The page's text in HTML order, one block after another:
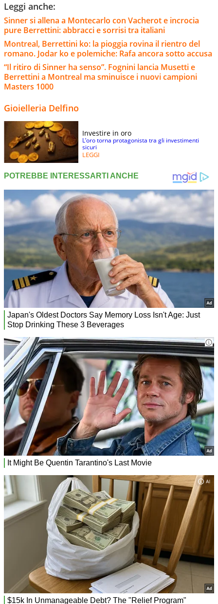
Leggi anche:
Sinner si allena a Montecarlo con Vacherot e incrocia
pure Berrettini: abbracci e sorrisi tra italiani
Montreal, Berrettini ko: la pioggia rovina il rientro del
romano. Jodar ko e polemiche: Rafa ancora sotto accusa
“Il ritiro di Sinner ha senso”. Fognini lancia Musetti e
Berrettini a Montreal ma sminuisce i nuovi campioni
Masters 1000
Gioielleria Delfino
Investire in oro
L’oro torna protagonista tra gli investimenti
sicuri
LEGGI